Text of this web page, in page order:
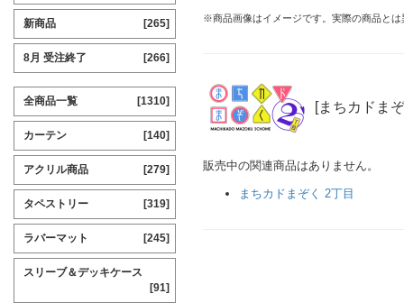
※商品画像はイメージです。実際の商品と
[まちカドま
販売中の関連商品はありません。
まちカドまぞく 2丁目
新商品 [265]
8月 受注終了 [266]
全商品一覧 [1310]
カーテン [140]
アクリル商品 [279]
タペストリー [319]
ラバーマット [245]
スリーブ＆デッキケース
[91]